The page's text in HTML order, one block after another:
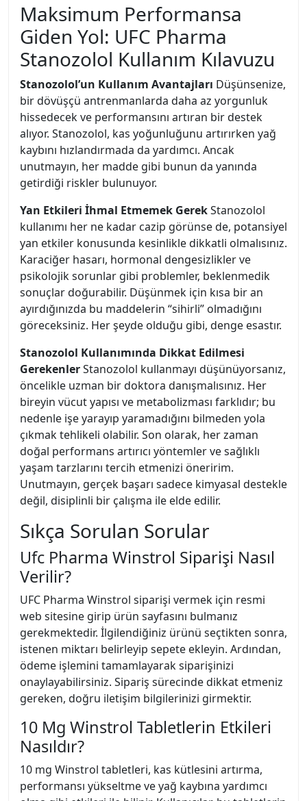
Maksimum Performansa
Giden Yol: UFC Pharma
Stanozolol Kullanım Kılavuzu
Stanozolol’un Kullanım Avantajları Düşünsenize,
bir dövüşçü antrenmanlarda daha az yorgunluk
hissedecek ve performansını artıran bir destek
alıyor. Stanozolol, kas yoğunluğunu artırırken yağ
kaybını hızlandırmada da yardımcı. Ancak
unutmayın, her madde gibi bunun da yanında
getirdiği riskler bulunuyor.
Yan Etkileri İhmal Etmemek GerekStanozolol
kullanımı her ne kadar cazip görünse de, potansiyel
yan etkiler konusunda kesinlikle dikkatli olmalısınız.
Karaciğer hasarı, hormonal dengesizlikler ve
psikolojik sorunlar gibi problemler, beklenmedik
sonuçlar doğurabilir. Düşünmek için kısa bir an
ayırdığınızda bu maddelerin “sihirli” olmadığını
göreceksiniz. Her şeyde olduğu gibi, denge esastır.
Stanozolol Kullanımında Dikkat Edilmesi
GerekenlerStanozolol kullanmayı düşünüyorsanız,
öncelikle uzman bir doktora danışmalısınız. Her
bireyin vücut yapısı ve metabolizması farklıdır; bu
nedenle işe yarayıp yaramadığını bilmeden yola
çıkmak tehlikeli olabilir. Son olarak, her zaman
doğal performans artırıcı yöntemler ve sağlıklı
yaşam tarzlarını tercih etmenizi öneririm.
Unutmayın, gerçek başarı sadece kimyasal destekle
değil, disiplinli bir çalışma ile elde edilir.
Sıkça Sorulan Sorular
Ufc Pharma Winstrol Siparişi Nasıl
Verilir?
UFC Pharma Winstrol siparişi vermek için resmi
web sitesine girip ürün sayfasını bulmanız
gerekmektedir. İlgilendiğiniz ürünü seçtikten sonra,
istenen miktarı belirleyip sepete ekleyin. Ardından,
ödeme işlemini tamamlayarak siparişinizi
onaylayabilirsiniz. Sipariş sürecinde dikkat etmeniz
gereken, doğru iletişim bilgilerinizi girmektir.
10 Mg Winstrol Tabletlerin Etkileri
Nasıldır?
10 mg Winstrol tabletleri, kas kütlesini artırma,
performansı yükseltme ve yağ kaybına yardımcı